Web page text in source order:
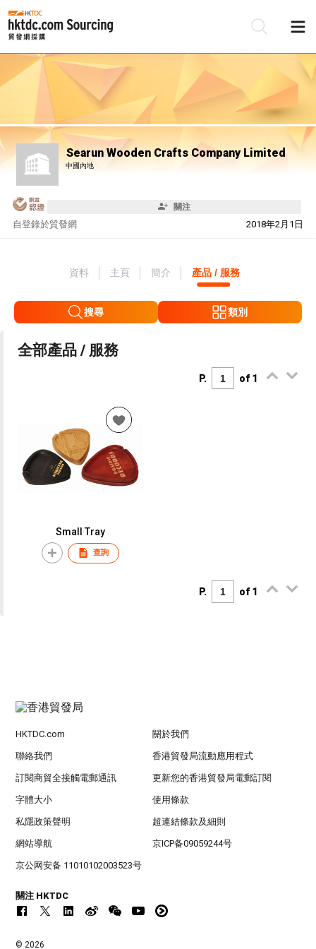
Searun Wooden Crafts Company Limited
中國內地
關注
自 2018年2月1日
登錄於貿發網
資料 主頁 簡介 產品 / 服務
搜尋 類別
全部產品 / 服務
P. of 1
Small Tray
查詢
P. of 1
HKTDC.com 關於我們
聯絡我們 香港貿發局流動應用程式
訂閱商貿全接觸電郵通訊 更新您的香港貿發局電郵訂閱
字體大小 使用條款
私隱政策聲明 超連結條款及細則
網站導航 京ICP备09059244号
京公网安备 11010102003523号
關注 HKTDC
© 2026